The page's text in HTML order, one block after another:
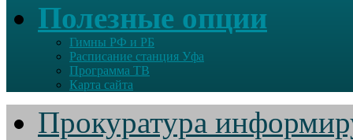
Полезные опции
Гимны РФ и РБ
Расписание станция Уфа
Программа ТВ
Карта сайта
Прокуратура